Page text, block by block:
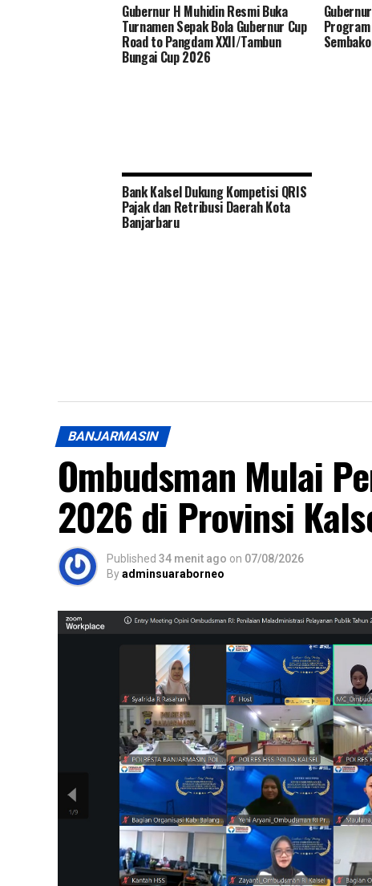
Gubernur H Muhidin Resmi Buka
Turnamen Sepak Bola Gubernur Cup
Road to Pangdam XXII/Tambun
Bungai Cup 2026
Sembako
Bank Kalsel Dukung Kompetisi QRIS
Pajak dan Retribusi Daerah Kota
Banjarbaru
BANJARMASIN
Ombudsman Mulai
2026 di Provinsi
Published 34 menit ago on 07/08/2026
Byadminsuaraborneo